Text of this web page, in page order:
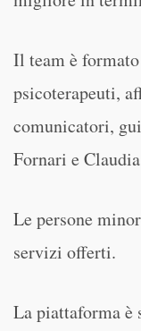
Il team è
psicoterapeuti,
comunicatori,
Fornari e
Le persone
servizi offerti.
La piattaforma è